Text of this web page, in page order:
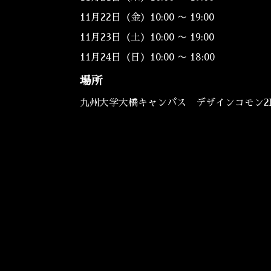
11月22日（金）10:00 〜 19:00
11月23日（土）10:00 〜 19:00
11月24日（日）10:00 〜 18:00
場所
九州大学大橋キャンパス デザインコモン